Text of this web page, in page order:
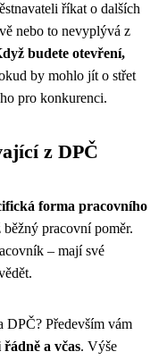
říkat o dalších
nebo to nevyplývá z
budete otevření,
by mohlo jít o střet
pro konkurenci.
z DPČ
forma pracovního
pracovní poměr.
– mají své
DPČ? Především vám
a včas. Výše